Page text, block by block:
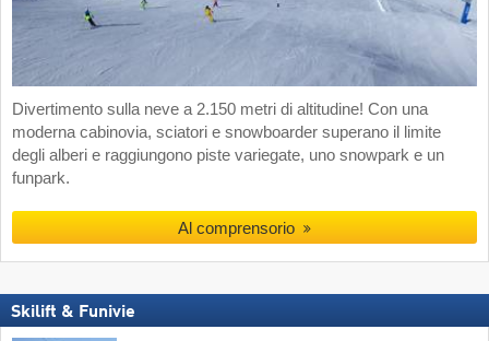
Divertimento sulla neve a 2.150 metri di altitudine! Con una
moderna cabinovia, sciatori e snowboarder superano il limite
degli alberi e raggiungono piste variegate, uno snowpark e un
funpark.
Al comprensorio
Skilift & Funivie